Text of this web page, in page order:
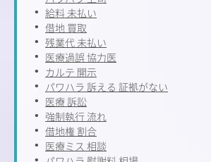
給料 未払い
借地 買取
残業代 未払い
医療過誤 協力医
カルテ 開示
パワハラ 訴える 証拠がない
医療 訴訟
強制執行 流れ
借地権 割合
医療ミス 相談